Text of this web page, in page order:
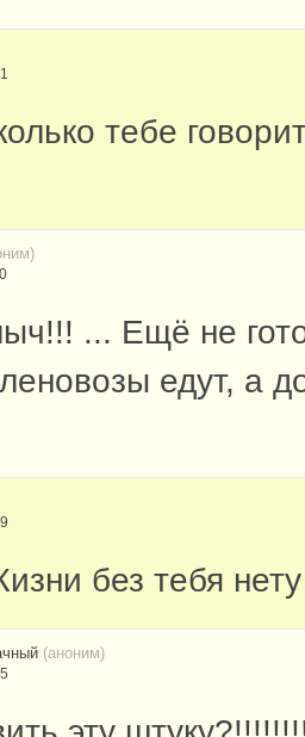
тебе
... Ещё не
едут, а
без тебя нету
(аноним)